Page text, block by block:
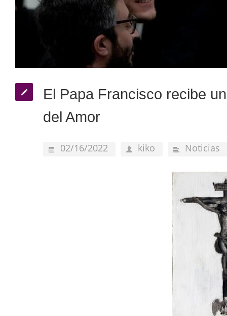
El Papa Francisco recibe
del Amor
02/16/2022 kiko Noticias